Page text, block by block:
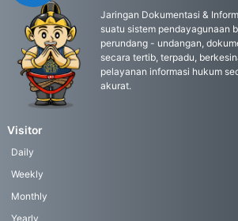
Jaringan Dokumentasi &
suatu sistem pendayagunaan
perundang - undangan,
secara tertib, terpadu,
pelayanan informasi hukum
akurat.
Visitor
Daily
Weekly
Monthly
Yearly